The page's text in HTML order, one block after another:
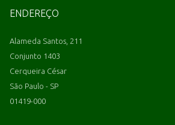
ENDEREÇO
Alameda Santos, 211
Conjunto 1403
Cerqueira César
São Paulo - SP
01419-000